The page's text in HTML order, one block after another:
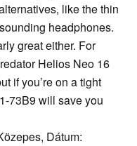
like the thin
headphones.
great either. For
Helios Neo 16
if you’re on a tight
73B9 will save you
Dátum: